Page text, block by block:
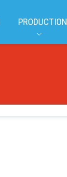
PRODUCTION